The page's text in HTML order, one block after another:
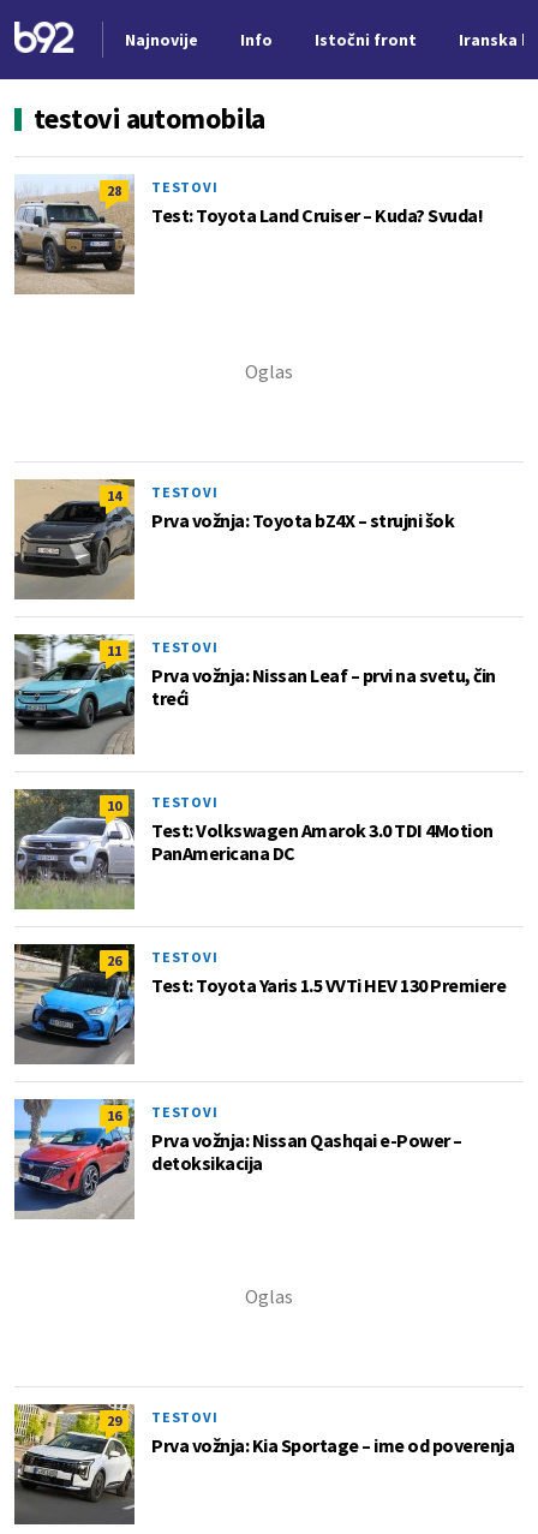
Najnovije Info Istočni front Iranska
testovi automobila
28 TESTOVI
Test: Toyota Land Cruiser – Kuda? Svuda!
14 TESTOVI
Prva vožnja: Toyota bZ4X – strujni šok
11 TESTOVI
Prva vožnja: Nissan Leaf – prvi na svetu, čin
treći
10 TESTOVI
Test: Volkswagen Amarok 3.0 TDI 4Motion
PanAmericana DC
26 TESTOVI
Test: Toyota Yaris 1.5 VVTi HEV 130 Premiere
16 TESTOVI
Prva vožnja: Nissan Qashqai e-Power –
detoksikacija
29 TESTOVI
Prva vožnja: Kia Sportage – ime od poverenja